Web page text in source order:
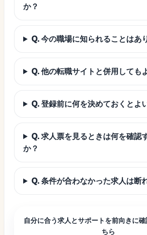
か？
Q. 今の職場に知られることはあ
Q. 他の転職サイトと併用しても
Q. 登録前に何を決めておくとよ
Q. 求人票を見るときは何を確認
か？
Q. 条件が合わなかった求人は断
自分に合う求人とサポートを前向きに
ちら